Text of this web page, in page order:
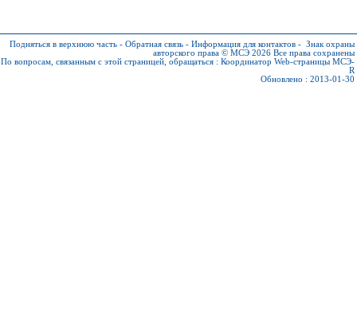
Подняться в верхнюю часть - Обратная связь - Информация для контактов - Знак охраны
авторского права © МСЭ 2026 Все права сохранены
По вопросам, связанным с этой страницей, обращаться : Координатор Web-страницы МСЭ-
R
Обновлено : 2013-01-30